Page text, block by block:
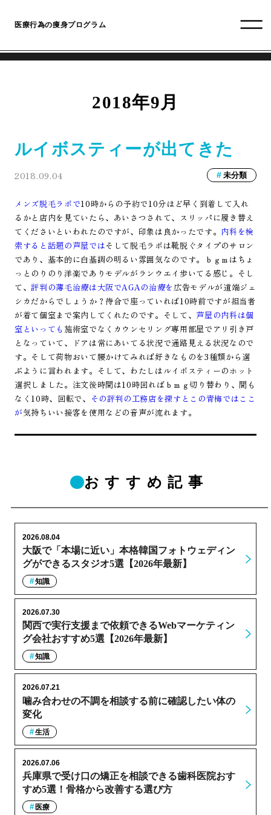
医療行為の痩身プログラム
2018年9月
ルイボスティーが出てきた
2018.09.04 未分類
メンズ脱毛ラボで10時からの予約で10分ほど早く到着して入れ
るかと店内を見ていたら、あいさつされて、スリッパに履き替え
てくださいといわれたのですが、印象は良かったです。 内科を検
索すると話題の芦屋ではそして脱毛ラボは靴脱ぐタイプのサロン
であり、基本的に白基調の明るい雰囲気なのです。ｂｇｍはちょ
っとのりのり洋楽でありモデルがランウエイ歩いてる感じ。そし
て、評判の薄毛治療は大阪でAGAの治療を 広告モデルが道端ジェ
シカだからでしょうか？待合で座っていれば10時前ですが担当者
が着て個室まで案内してくれたのです。そして、 芦屋の内科は個
室といっても 施術室でなくカウンセリング専用部屋でアリ引き戸
となっていて、ドアは常にあいてる状況で通路見える状況なので
す。そして荷物おいて腰かけてみれば好きなものを3種類から選
ぶように言われます。そして、わたしはルイボスティーのホット
選択しました。注文後時間は10時回ればｂｍｇ切り替わり、間も
なく10時、回転で、 その評判の工務店を探すとこの青梅ではここ
が気持ちいい接客を使用などの音声が流れます。
おすすめ記事
大阪で「本場に近い」本格韓国フォトウェディン
グができるスタジオ5選【2026年最新】
2026.08.04
知識
関西で実行支援まで依頼できるWebマーケティン
グ会社おすすめ5選【2026年最新】
2026.07.30
知識
噛み合わせの不調を相談する前に確認したい体の
変化
2026.07.21
生活
兵庫県で受け口の矯正を相談できる歯科医院おす
すめ5選！骨格から改善する選び方
2026.07.06
医療